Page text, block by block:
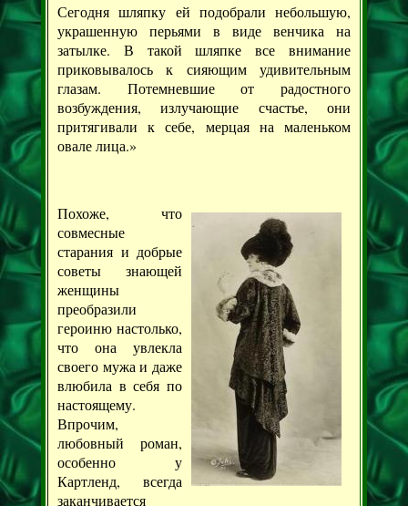
Сегодня шляпку ей подобрали небольшую,
украшенную перьями в виде венчика на
затылке. В такой шляпке все внимание
приковывалось к сияющим удивительным
глазам. Потемневшие от радостного
возбуждения, излучающие счастье, они
притягивали к себе, мерцая на маленьком
овале лица.»
Похоже, что
совмесные
старания и добрые
советы знающей
женщины
преобразили
героиню настолько,
что она увлекла
своего мужа и даже
влюбила в себя по
настоящему.
Впрочим,
любовный роман,
особенно у
Картленд, всегда
заканчивается